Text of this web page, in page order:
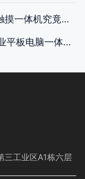
究竟有多讲究？
下一篇：政务办事大厅越来越“聪明”？工业平板电脑一体机是幕后功臣
三工业区A1栋六层